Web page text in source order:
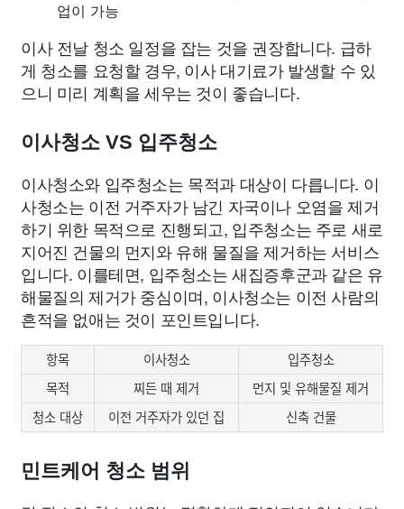
업이 가능
이사 전날 청소 일정을 잡는 것을 권장합니다. 급하
게 청소를 요청할 경우, 이사 대기료가 발생할 수 있
으니 미리 계획을 세우는 것이 좋습니다.
이사청소 VS 입주청소
이사청소와 입주청소는 목적과 대상이 다릅니다. 이
사청소는 이전 거주자가 남긴 자국이나 오염을 제거
하기 위한 목적으로 진행되고, 입주청소는 주로 새로
지어진 건물의 먼지와 유해 물질을 제거하는 서비스
입니다. 이를테면, 입주청소는 새집증후군과 같은 유
해물질의 제거가 중심이며, 이사청소는 이전 사람의
흔적을 없애는 것이 포인트입니다.
항목 이사청소
입주청소
목적
찌든 때 제거
먼지 및 유해물질 제거
청소 대상
이전 거주자가 있던 집 신축 건물
민트케어 청소 범위